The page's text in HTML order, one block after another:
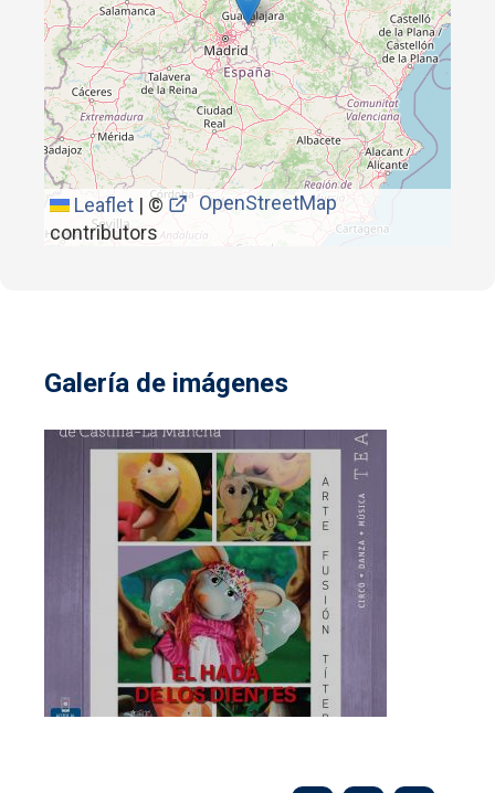
Leaflet | ©
OpenStreetMap
contributors
Galería de imágenes